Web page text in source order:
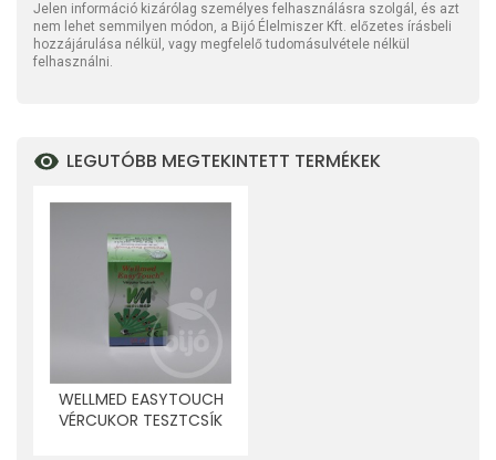
Jelen információ kizárólag személyes felhasználásra szolgál, és azt
nem lehet semmilyen módon, a Bijó Élelmiszer Kft. előzetes írásbeli
hozzájárulása nélkül, vagy megfelelő tudomásulvétele nélkül
felhasználni.
LEGUTÓBB MEGTEKINTETT TERMÉKEK
WELLMED EASYTOUCH
VÉRCUKOR TESZTCSÍK